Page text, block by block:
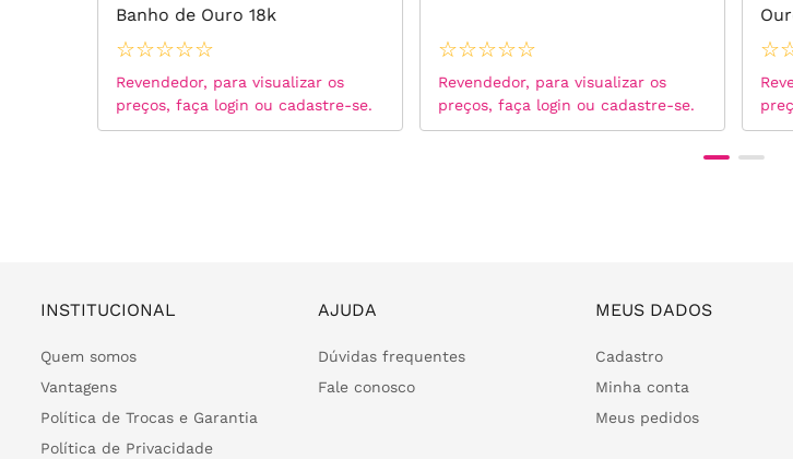
Banho de Ouro 18k
☆☆☆☆☆
Revendedor, para visualizar os
preços, faça login ou cadastre-se.
☆☆☆☆☆
Revendedor, para visualizar os
preços, faça login ou cadastre-se.
☆
INSTITUCIONAL
Quem somos
Vantagens
Política de Trocas e Garantia
Política de Privacidade
AJUDA
Dúvidas frequentes
Fale conosco
MEUS DADOS
Cadastro
Minha conta
Meus pedidos